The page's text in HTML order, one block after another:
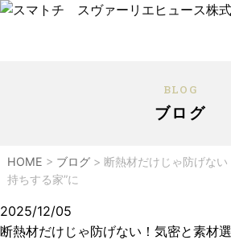
BLOG
ブログ
HOME > ブログ> 断熱材だけじゃ防げな
持ちする家”に
2025/12/05
断熱材だけじゃ防げない！気密と素材